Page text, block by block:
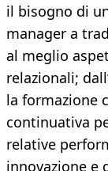
il bisogno di
manager a
al meglio
relazionali;
la formazione
continuativa
relative
innovazione e